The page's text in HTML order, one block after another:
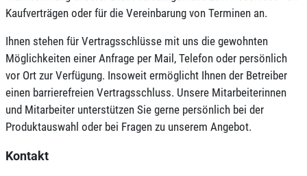
Kaufverträgen oder für die Vereinbarung von Terminen an.
Ihnen stehen für Vertragsschlüsse mit uns die gewohnten
Möglichkeiten einer Anfrage per Mail, Telefon oder persönlich
vor Ort zur Verfügung. Insoweit ermöglicht Ihnen der Betreiber
einen barrierefreien Vertragsschluss. Unsere Mitarbeiterinnen
und Mitarbeiter unterstützen Sie gerne persönlich bei der
Produktauswahl oder bei Fragen zu unserem Angebot.
Kontakt